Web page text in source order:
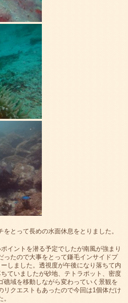
とって長めの水面休息をとりました。
イントを潜る予定でしたが南風が強まり
ったので大事をとって鎌毛インサイドプ
しました。透視度が午後になり落ちて内
ていましたが砂地、テトラポット、密度
礁域を移動しながら変わっていく景観を
リクエストもあったので今回は1個体だけ